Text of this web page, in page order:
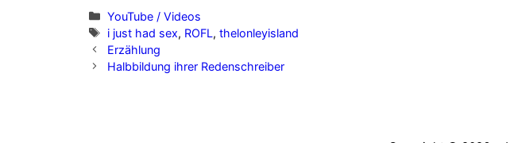
Categories
YouTube / Videos
Tags
i just had sex, ROFL,thelonleyisland
Erzählung
Halbbildung ihrer Redenschreiber